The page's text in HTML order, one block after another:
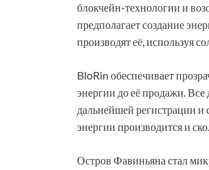
блокчейн-технологии и
предполагает создание
производят её, используя
BloRin обеспечивает
энергии до её продажи.
дальнейшей регистрации и
энергии производится и
Остров Фавиньяна стал